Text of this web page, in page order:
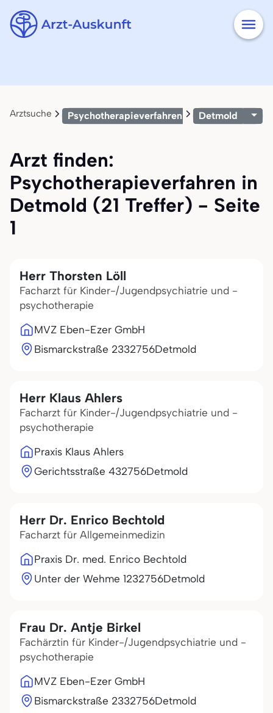
Arztsuche Psychotherapieverfahren Detmold
Arzt finden:
Psychotherapieverfahren in
Detmold (21 Treffer) - Seite
1
Herr Thorsten Löll
Facharzt für Kinder-/Jugendpsychiatrie und -
psychotherapie
MVZ Eben-Ezer GmbH
Bismarckstraße 2332756Detmold
Herr Klaus Ahlers
Facharzt für Kinder-/Jugendpsychiatrie und -
psychotherapie
Praxis Klaus Ahlers
Gerichtsstraße 432756Detmold
Herr Dr. Enrico Bechtold
Facharzt für Allgemeinmedizin
Praxis Dr. med. Enrico Bechtold
Unter der Wehme 1232756Detmold
Frau Dr. Antje Birkel
Fachärztin für Kinder-/Jugendpsychiatrie und -
psychotherapie
MVZ Eben-Ezer GmbH
Bismarckstraße 2332756Detmold